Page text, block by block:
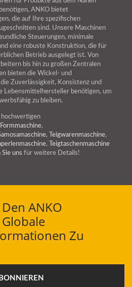
ANKO bietet
die auf Ihre spezifischen
sind. Unsere Maschinen
Steuerungen, minimale
eine robuste Konstruktion, die für
Betrieb ausgelegt ist. Von
bis hin zu großen Zentralen
bieten die Wickel- und
Zuverlässigkeit, Konsistenz und
Lebensmittelhersteller benötigen, um
zu bleiben.
hochwertigen
,
, Teigwarenmaschine,
,
Teigtaschenmaschine
uns für weitere Details!
ANKO
Zu